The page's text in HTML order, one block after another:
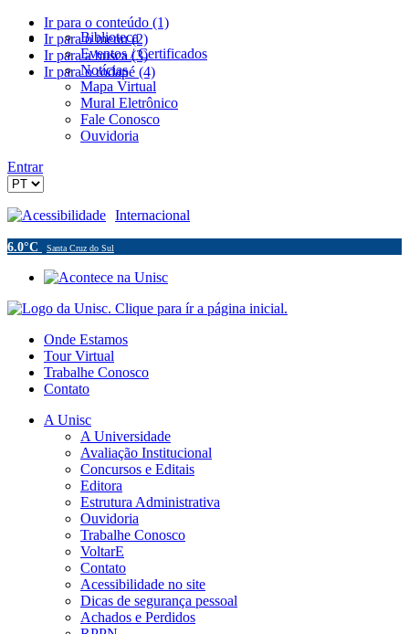
Ir para o conteúdo (1)
Ir para o menu (2)
Ir para a busca (3)
Ir para o rodapé (4)
Biblioteca
Eventos / Certificados
Notícias
Mapa Virtual
Mural Eletrônico
Fale Conosco
Ouvidoria
Entrar
Acessibilidade Internacional
6.0°C Santa Cruz do Sul
Onde Estamos
Tour Virtual
Trabalhe Conosco
Contato
A Unisc
A Universidade
Avaliação Institucional
Concursos e Editais
Editora
Estrutura Administrativa
Ouvidoria
Trabalhe Conosco
VoltarE
Contato
Acessibilidade no site
Dicas de segurança pessoal
Achados e Perdidos